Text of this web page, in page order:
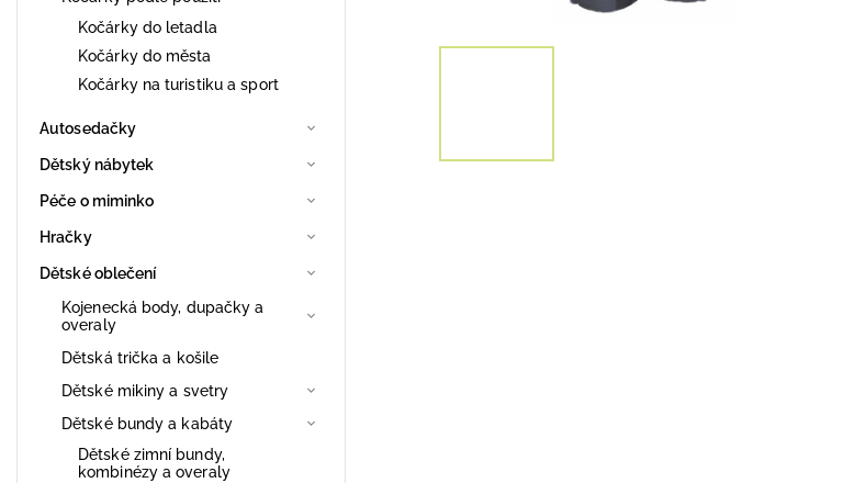
Kočárky do letadla
Kočárky do města
Kočárky na turistiku a sport
Autosedačky
Dětský nábytek
Péče o miminko
Hračky
Dětské oblečení
Kojenecká body, dupačky a
overaly
Dětská trička a košile
Dětské mikiny a svetry
Dětské bundy a kabáty
Dětské zimní bundy,
kombinézy a overaly